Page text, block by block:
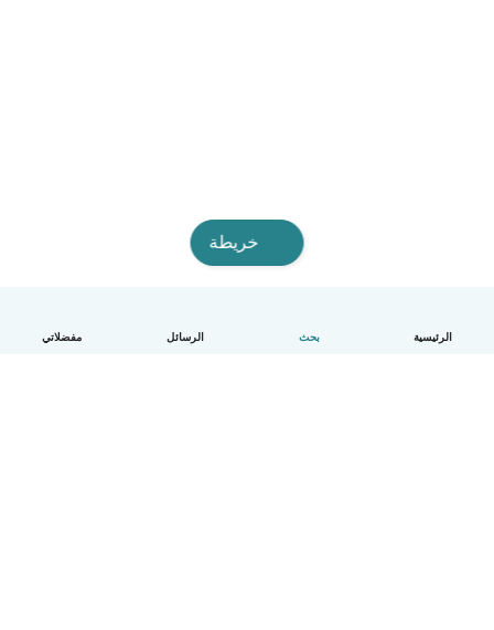
الرئيسية بحث الرسائل مفضلاتي
خريطة